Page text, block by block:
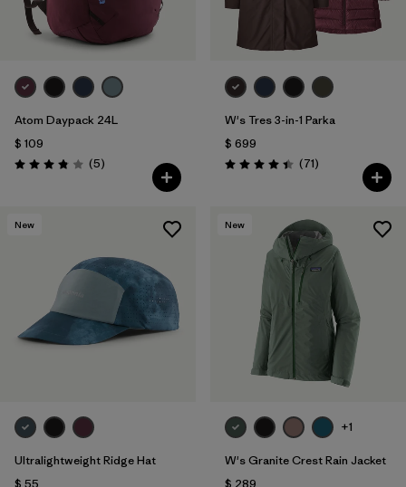
Atom Daypack 24L
$ 109
Valoración: 3.8 / 5
(5Comentarios
)
W's Tres 3-in-1 Parka
$ 699
Valoración: 4.4 / 5
(71Comentarios
)
New
Ultralightweight Ridge Hat
New
+1
W's Granite Crest Rain Jacket